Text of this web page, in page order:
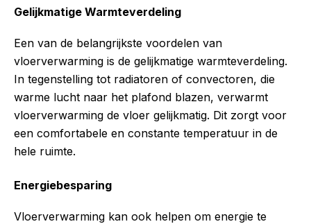
Gelijkmatige Warmteverdeling
Een van de belangrijkste voordelen van
vloerverwarming is de gelijkmatige warmteverdeling.
In tegenstelling tot radiatoren of convectoren, die
warme lucht naar het plafond blazen, verwarmt
vloerverwarming de vloer gelijkmatig. Dit zorgt voor
een comfortabele en constante temperatuur in de
hele ruimte.
Energiebesparing
Vloerverwarming kan ook helpen om energie te